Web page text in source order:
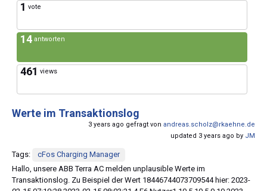
1 vote
14 antworten
461 views
Werte im Transaktionslog
3 years ago gefragt von andreas.scholz@rkaehne.de
updated 3 years ago by JM
Tags:
cFos Charging Manager
Hallo, unsere ABB Terra AC melden unplausible Werte im
Transaktionslog. Zu Beispiel der Wert 18446744073709544 hier: 2023-